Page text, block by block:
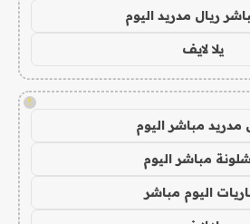
ريال مدريد اليوم
يلا لايف
!
مدريد مباشر اليوم
مباشر اليوم
اليوم مباشر